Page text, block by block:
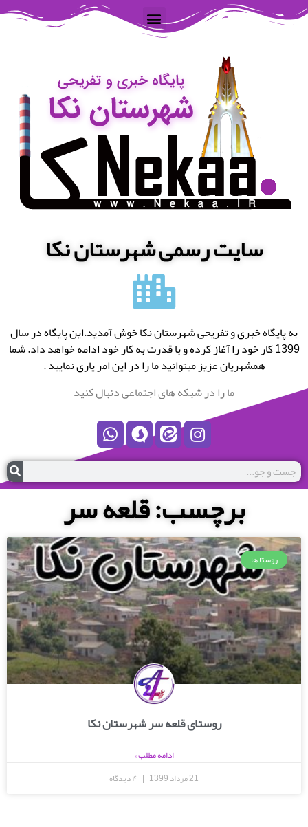
سایت رسمی شهرستان نکا
به پایگاه خبری و تفریحی شهرستان نکا خوش آمدید.این پایگاه در سال
1399 کار خود را آغاز کرده و با قدرت به کار خود ادامه خواهد داد. شما
همشهریان عزیز میتوانید ما را در این امر یاری نمایید .
ما را در شبکه های اجتماعی دنبال کنید
برچسب: قلعه سر
روستا ها
روستای قلعه سر شهرستان نکا
ادامه مطلب »
21 مرداد 1399